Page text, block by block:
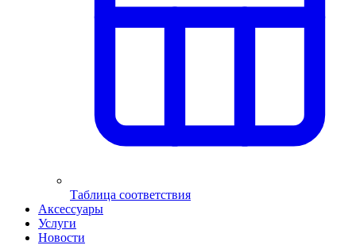
Таблица соответствия
Аксессуары
Услуги
Новости